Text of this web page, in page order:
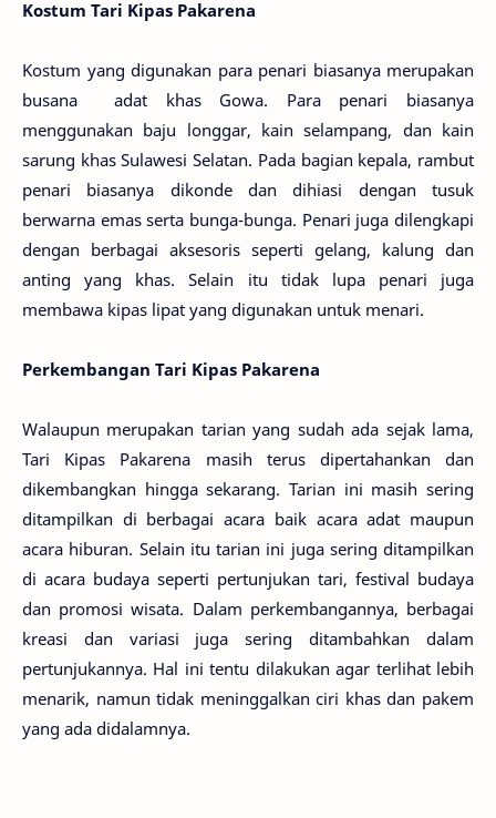
Kostum Tari Kipas Pakarena
Kostum yang digunakan para penari biasanya merupakan
busana adat khas Gowa. Para penari biasanya
menggunakan baju longgar, kain selampang, dan kain
sarung khas Sulawesi Selatan. Pada bagian kepala, rambut
penari biasanya dikonde dan dihiasi dengan tusuk
berwarna emas serta bunga-bunga. Penari juga dilengkapi
dengan berbagai aksesoris seperti gelang, kalung dan
anting yang khas. Selain itu tidak lupa penari juga
membawa kipas lipat yang digunakan untuk menari.
Perkembangan Tari Kipas Pakarena
Walaupun merupakan tarian yang sudah ada sejak lama,
Tari Kipas Pakarena masih terus dipertahankan dan
dikembangkan hingga sekarang. Tarian ini masih sering
ditampilkan di berbagai acara baik acara adat maupun
acara hiburan. Selain itu tarian ini juga sering ditampilkan
di acara budaya seperti pertunjukan tari, festival budaya
dan promosi wisata. Dalam perkembangannya, berbagai
kreasi dan variasi juga sering ditambahkan dalam
pertunjukannya. Hal ini tentu dilakukan agar terlihat lebih
menarik, namun tidak meninggalkan ciri khas dan pakem
yang ada didalamnya.